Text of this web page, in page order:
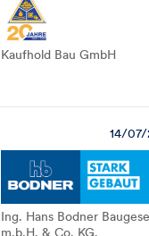
Kaufhold Bau GmbH
14/07/
Ing. Hans Bodner
m.b.H. & Co. KG.